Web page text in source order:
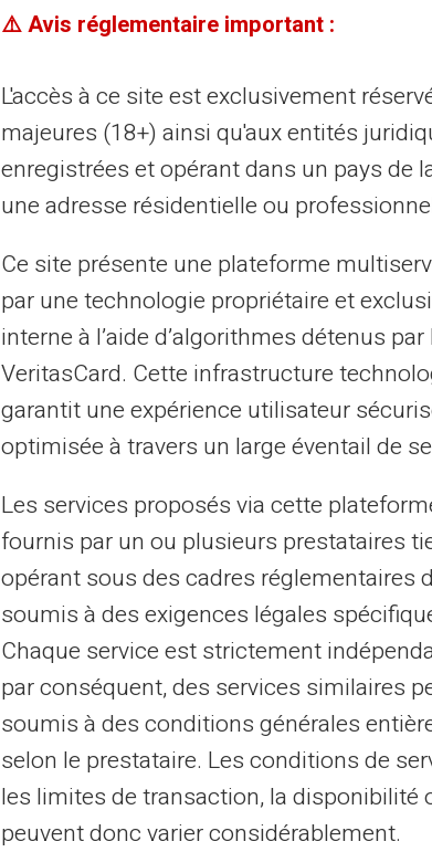
Más
⚠️ Avis réglementaire important :
L'accès à ce site est exclusivement
majeures (18+) ainsi qu'aux entités
enregistrées et opérant dans un pays de
une adresse résidentielle ou
Ce site présente une plateforme
par une technologie propriétaire et
interne à l’aide d’algorithmes détenus
VeritasCard. Cette infrastructure
garantit une expérience utilisateur
optimisée à travers un large éventail de
Les services proposés via cette
fournis par un ou plusieurs prestataires
opérant sous des cadres réglementaires
soumis à des exigences légales
Chaque service est strictement
par conséquent, des services similaires
soumis à des conditions générales
selon le prestataire. Les conditions de
les limites de transaction, la disponibilité
peuvent donc varier considérablement.